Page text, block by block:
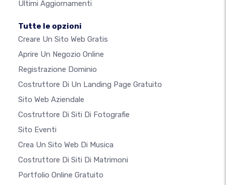
Ultimi Aggiornamenti
Tutte le opzioni
Creare Un Sito Web Gratis
Aprire Un Negozio Online
Registrazione Dominio
Costruttore Di Un Landing Page Gratuito
Sito Web Aziendale
Costruttore Di Siti Di Fotografie
Sito Eventi
Crea Un Sito Web Di Musica
Costruttore Di Siti Di Matrimoni
Portfolio Online Gratuito